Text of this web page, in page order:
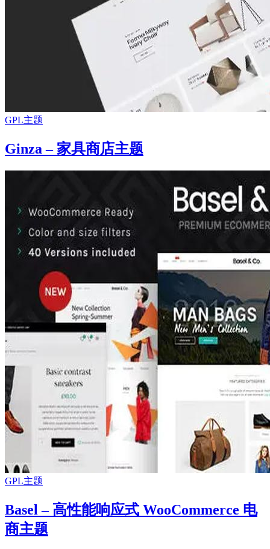
GPL主题
Ginza – 家具商店主题
GPL主题
Basel – 高性能响应式 WooCommerce 电
商主题